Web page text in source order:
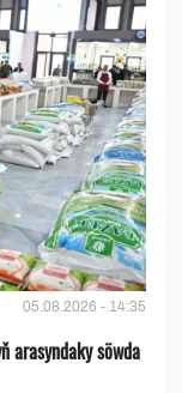
05.08.2026 - 14:35
arasyndaky söwda